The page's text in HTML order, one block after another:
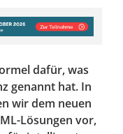
dafür, was
genannt hat. In
wir dem neuen
Lösungen vor,